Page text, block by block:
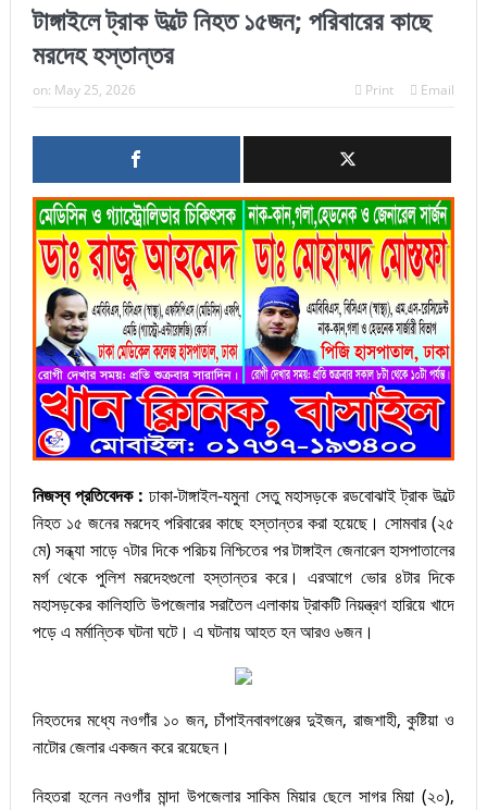
টাঙ্গাইলে ট্রাক উল্টে নিহত ১৫জন; পরিবারের কাছে
মরদেহ হস্তান্তর
on: May 25, 2026 Print Email
নিজস্ব প্রতিবেদক : ঢাকা-টাঙ্গাইল-যমুনা সেতু মহাসড়কে রডবোঝাই ট্রাক উল্টে
নিহত ১৫ জনের মরদেহ পরিবারের কাছে হস্তান্তর করা হয়েছে। সোমবার (২৫
মে) সন্ধ্যা সাড়ে ৭টার দিকে পরিচয় নিশ্চিতের পর টাঙ্গাইল জেনারেল হাসপাতালের
মর্গ থেকে পুলিশ মরদেহগুলো হস্তান্তর করে। এরআগে ভোর ৪টার দিকে
মহাসড়কের কালিহাতি উপজেলার সরাতৈল এলাকায় ট্রাকটি নিয়ন্ত্রণ হারিয়ে খাদে
পড়ে এ মর্মান্তিক ঘটনা ঘটে। এ ঘটনায় আহত হন আরও ৬জন।
নিহতদের মধ্যে নওগাঁর ১০ জন, চাঁপাইনবাবগঞ্জের দুইজন, রাজশাহী, কুষ্টিয়া ও
নাটোর জেলার একজন করে রয়েছেন।
নিহতরা হলেন নওগাঁর মান্দা উপজেলার সাকিম মিয়ার ছেলে সাগর মিয়া (২০),